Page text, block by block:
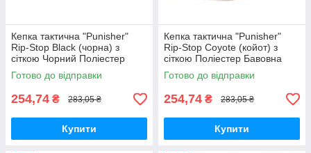
Кепка тактична "Punisher"
Rip-Stop Black (чорна) з
сіткою Чорний Поліестер
Бавовна
Готово до відправки
254,74 ₴ 283,05 ₴
Купити
Кепка тактична "Punisher"
Rip-Stop Coyote (койот) з
сіткою Поліестер Бавовна
Готово до відправки
254,74 ₴ 283,05 ₴
Купити